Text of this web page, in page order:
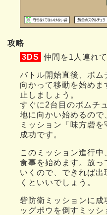
攻略
3DS
仲間を1人連れ
バトル開始直後、ボム
向かって移動を始めま
止しましょう。
すぐに2台目のボムチ
地に向かい始めるの
ミッション「味方砦
成功です。
このミッション進行
食事を始めます。放っ
いくので、できれば
くといいでしょう。
砦防衛ミッションに
ッグポウを倒すミッ